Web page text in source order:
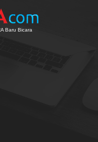
Baru Bicara